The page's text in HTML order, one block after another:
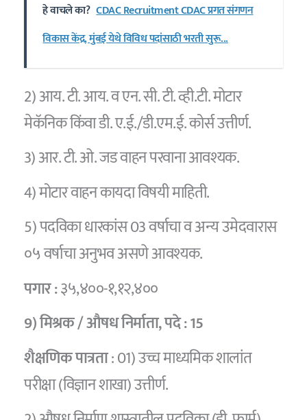
हे वाचले का? CDAC Recruitment CDAC प्रगत संगणन
विकास केंद्र, मुंबई येथे विविध पदांसाठी भरती सुरू...
2) आय. टी. आय. व एन. सी. टी. व्ही.टी. मोटार
मेकॅनिक किंवा डी. ए.ई./डी.एम.ई. कोर्स उत्तीर्ण.
3) आर. टी. ओ. जड वाहन परवाना आवश्यक.
4) मोटार वाहन कायदा विषयी माहिती.
5) पदविका धारकांस 03 वर्षाचा व अन्य उमेदवारास
०५ वर्षाचा अनुभव असणे आवश्यक.
पगार :३५,४००-१,१२,४००
9) मिश्रक / औषध निर्माता,पदे :15
शैक्षणिक पात्रता: 01) उच्च माध्यमिक शालांत
परीक्षा (विज्ञान शाखा) उत्तीर्ण.